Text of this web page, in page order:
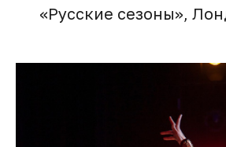
«Русские сезоны»,